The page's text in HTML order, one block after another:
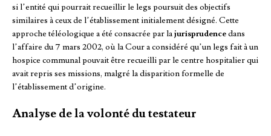
si l’entité qui pourrait recueillir le legs poursuit des objectifs
similaires à ceux de l’établissement initialement désigné. Cette
approche téléologique a été consacrée par lajurisprudencedans
l’affaire du 7 mars 2002, où la Cour a considéré qu’un legs fait à un
hospice communal pouvait être recueilli par le centre hospitalier qui
avait repris ses missions, malgré la disparition formelle de
l’établissement d’origine.
Analyse de la volonté du testateur